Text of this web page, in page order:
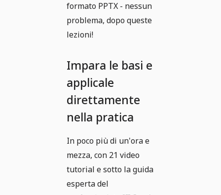
formato PPTX - nessun
problema, dopo queste
lezioni!
Impara le basi e
applicale
direttamente
nella pratica
In poco più di un'ora e
mezza, con 21 video
tutorial e sotto la guida
esperta del